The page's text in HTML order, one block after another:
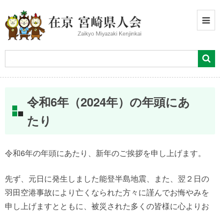
令和6年（2024年）の年頭にあ
たり
令和6年の年頭にあたり、新年のご挨拶を申し上げます。
先ず、元日に発生しました能登半島地震、また、翌２日の
羽田空港事故により亡くなられた方々に謹んでお悔やみを
申し上げますとともに、被災された多くの皆様に心よりお